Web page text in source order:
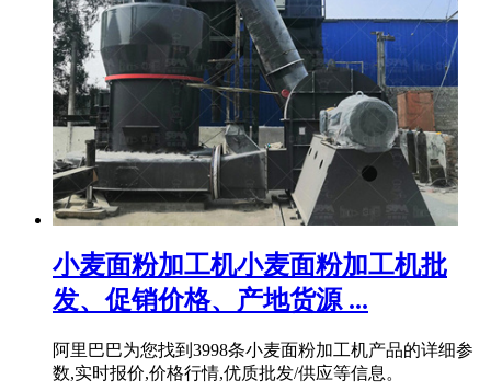
小麦面粉加工机小麦面粉加工机批
发、促销价格、产地货源 ...
阿里巴巴为您找到3998条小麦面粉加工机产品的详细参
数,实时报价,价格行情,优质批发/供应等信息。